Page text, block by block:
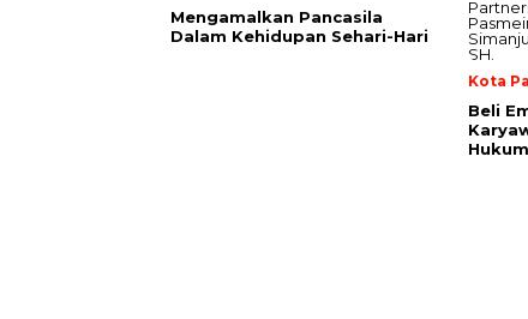
Mengamalkan Pancasila
Dalam Kehidupan Sehari-Hari
Kota
Beli